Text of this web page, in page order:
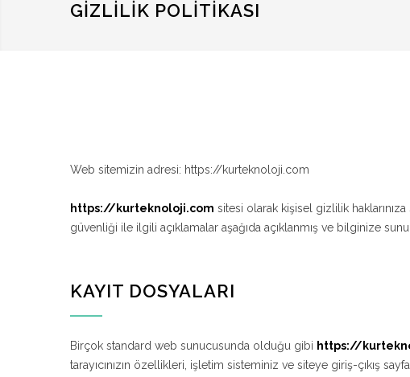
GIZLILIK POLITIKASI
Web sitemizin adresi: https://kurteknoloji.com
https://kurteknoloji.com sitesi olarak kişisel gizlilik
güvenliği ile ilgili açıklamalar aşağıda açıklanmış ve bilginize
KAYIT DOSYALARI
Birçok standard web sunucusunda olduğu gibi https://
tarayıcınızın özellikleri, işletim sisteminiz ve siteye giriş-çıkış